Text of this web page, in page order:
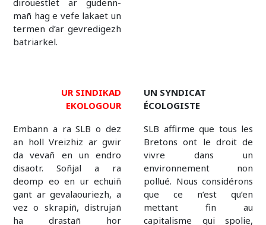
dirouestlet ar gudenn-
mañ hag e vefe lakaet un
termen d’ar gevredigezh
batriarkel.
UR SINDIKAD
EKOLOGOUR
UN SYNDICAT
ÉCOLOGISTE
Embann a ra SLB o dez
an holl Vreizhiz ar gwir
da vevañ en un endro
disaotr. Soñjal a ra
deomp eo en ur echuiñ
gant ar gevalaouriezh, a
vez o skrapiñ, distrujañ
ha drastañ hor
SLB affirme que tous les
Bretons ont le droit de
vivre dans un
environnement non
pollué. Nous considérons
que ce n’est qu’en
mettant fin au
capitalisme qui spolie,